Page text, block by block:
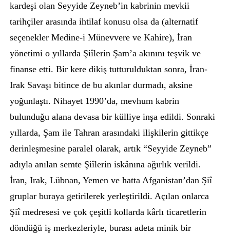
kardeşi olan Seyyide Zeyneb’in kabrinin mevkii
tarihçiler arasında ihtilaf konusu olsa da (alternatif
seçenekler Medine-i Münevvere ve Kahire), İran
yönetimi o yıllarda Şiîlerin Şam’a akınını teşvik ve
finanse etti. Bir kere dikiş tutturulduktan sonra, İran-
Irak Savaşı bitince de bu akınlar durmadı, aksine
yoğunlaştı. Nihayet 1990’da, mevhum kabrin
bulunduğu alana devasa bir külliye inşa edildi. Sonraki
yıllarda, Şam ile Tahran arasındaki ilişkilerin gittikçe
derinleşmesine paralel olarak, artık “Seyyide Zeyneb”
adıyla anılan semte Şiîlerin iskânına ağırlık verildi.
İran, Irak, Lübnan, Yemen ve hatta Afganistan’dan Şiî
gruplar buraya getirilerek yerleştirildi. Açılan onlarca
Şiî medresesi ve çok çeşitli kollarda kârlı ticaretlerin
döndüğü iş merkezleriyle, burası adeta minik bir